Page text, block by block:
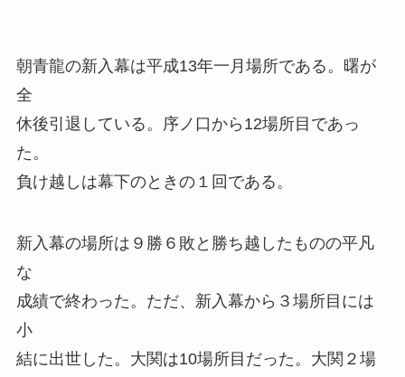
朝青龍の新入幕は平成13年一月場所である。曙が
全
休後引退している。序ノ口から12場所目であっ
た。
負け越しは幕下のときの１回である。
新入幕の場所は９勝６敗と勝ち越したものの平凡
な
成績で終わった。ただ、新入幕から３場所目には
小
結に出世した。大関は10場所目だった。大関２場